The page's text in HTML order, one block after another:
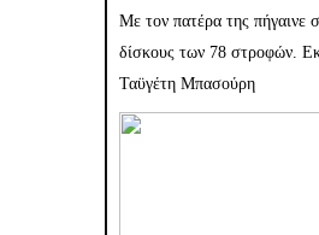
Με τον πατέρα της πήγαινε
δίσκους των 78 στροφών.
Ταϋγέτη Μπασούρη